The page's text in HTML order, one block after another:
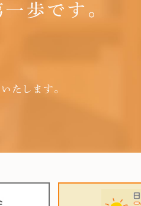
一歩です。
たします。